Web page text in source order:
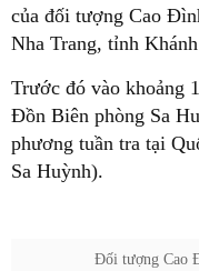
của đối tượng Cao
Nha Trang, tỉnh
Trước đó vào khoảng
Đồn Biên phòng Sa
phương tuần tra tại
Sa Huỳnh).
Đối tượng Cao